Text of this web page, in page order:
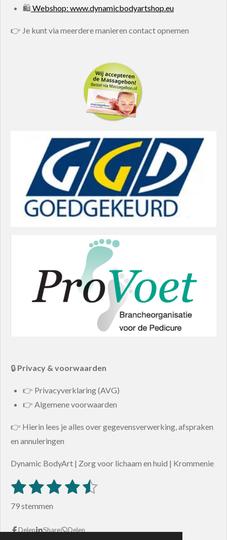
🛍 Webshop: www.dynamicbodyartshop.eu
👉 Je kunt via meerdere manieren contact opnemen
🔒 Privacy & voorwaarden
👉 Privacyverklaring (AVG)
👉 Algemene voorwaarden
👉 Hierin lees je alles over gegevensverwerking, afspraken
en annuleringen
Dynamic BodyArt | Zorg voor lichaam en huid | Krommenie
R
1
s
e
2
s
e
3
s
e
4
e
5
e
S
e
79 stemmen
Delen Share Delen